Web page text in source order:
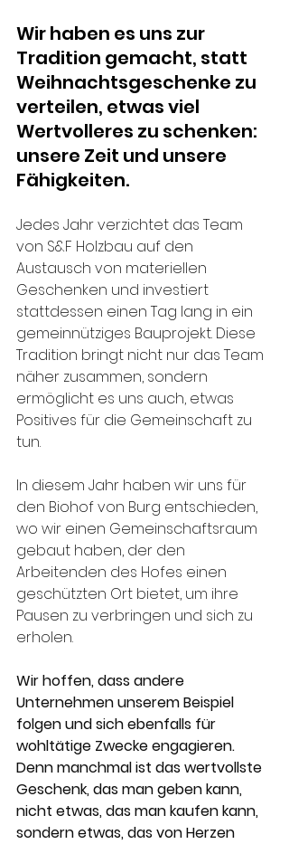
Wir haben es uns zur
Tradition gemacht, statt
Weihnachtsgeschenke zu
verteilen, etwas viel
Wertvolleres zu schenken:
unsere Zeit und unsere
Fähigkeiten.
Jedes Jahr verzichtet das Team
von S&F Holzbau auf den
Austausch von materiellen
Geschenken und investiert
stattdessen einen Tag lang in ein
gemeinnütziges Bauprojekt. Diese
Tradition bringt nicht nur das Team
näher zusammen, sondern
ermöglicht es uns auch, etwas
Positives für die Gemeinschaft zu
tun.
In diesem Jahr haben wir uns für
den Biohof von Burg entschieden,
wo wir einen Gemeinschaftsraum
gebaut haben, der den
Arbeitenden des Hofes einen
geschützten Ort bietet, um ihre
Pausen zu verbringen und sich zu
erholen.
Wir hoffen, dass andere
Unternehmen unserem Beispiel
folgen und sich ebenfalls für
wohltätige Zwecke engagieren.
Denn manchmal ist das wertvollste
Geschenk, das man geben kann,
nicht etwas, das man kaufen kann,
sondern etwas, das von Herzen